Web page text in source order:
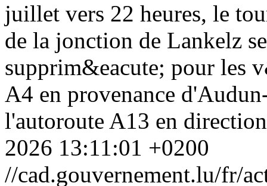
juillet vers 22 heures, le
de la jonction de Lankelz
supprim&eacute; pour les
A4 en provenance
l'autoroute A13 en
2026 13:11:01 +0200
//cad.gouvernement.lu/fr/